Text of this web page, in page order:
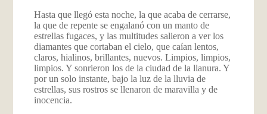
Hasta que llegó esta noche, la que acaba de cerrarse,
la que de repente se engalanó con un manto de
estrellas fugaces, y las multitudes salieron a ver los
diamantes que cortaban el cielo, que caían lentos,
claros, hialinos, brillantes, nuevos. Limpios, limpios,
limpios. Y sonrieron los de la ciudad de la llanura. Y
por un solo instante, bajo la luz de la lluvia de
estrellas, sus rostros se llenaron de maravilla y de
inocencia.